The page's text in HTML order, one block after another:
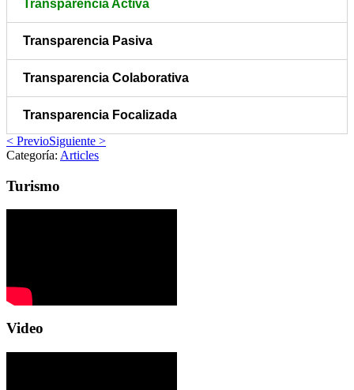
Transparencia Activa
Transparencia Pasiva
Transparencia Colaborativa
Transparencia Focalizada
< PrevioSiguiente >
Categoría: Articles
Turismo
Video